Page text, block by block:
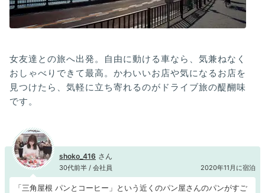
女友達との旅へ出発。自由に動ける車なら、気兼ねなく
おしゃべりできて最高。かわいいお店や気になるお店を
見つけたら、気軽に立ち寄れるのがドライブ旅の醍醐味
です。
shoko_416
30代前半 / 会社員 2020年11月に宿泊
「三角屋根 パンとコーヒー」という近くのパン屋さんのパンがすご